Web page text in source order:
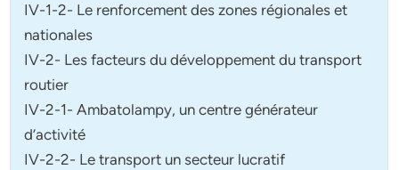
IV-1-2- Le renforcement des zones régionales et
nationales
IV-2- Les facteurs du développement du transport
routier
IV-2-1- Ambatolampy, un centre générateur
d’activité
IV-2-2- Le transport un secteur lucratif